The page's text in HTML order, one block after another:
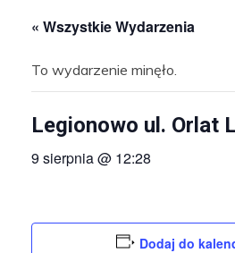
« Wszystkie Wydarzenia
To wydarzenie minęło.
Legionowo ul. Orlat
9 sierpnia @ 12:28
Dodaj do